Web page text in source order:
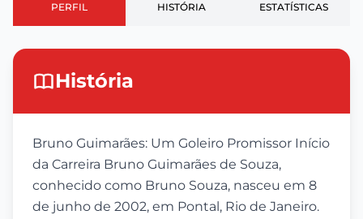
PERFIL HISTÓRIA ESTATÍSTICAS
História
Bruno Guimarães: Um Goleiro Promissor Início
da Carreira Bruno Guimarães de Souza,
conhecido como Bruno Souza, nasceu em 8
de junho de 2002, em Pontal, Rio de Janeiro.